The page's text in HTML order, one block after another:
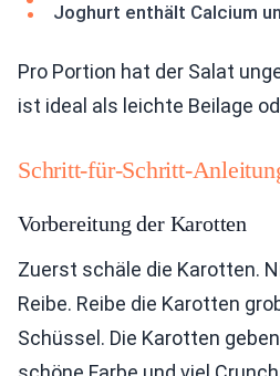
Joghurt enthält Calcium
Pro Portion hat der Salat
ist ideal als leichte Beilage
Schritt-für-Schritt-
Vorbereitung der Karotten
Zuerst schäle die Karotten.
Reibe. Reibe die Karotten
Schüssel. Die Karotten